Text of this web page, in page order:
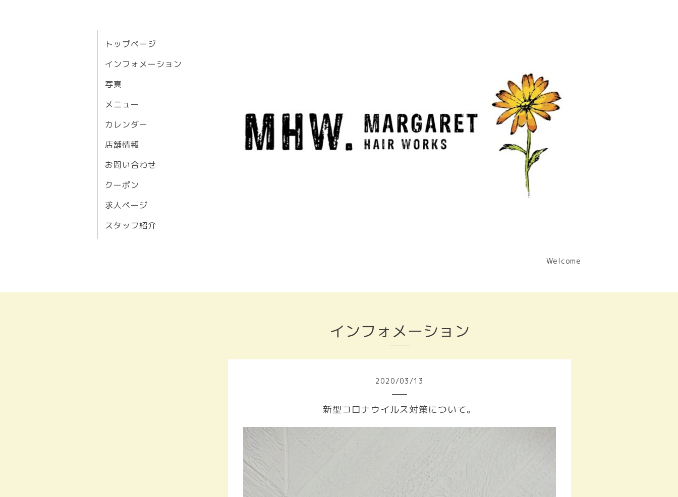
Welcome
トップページ
インフォメーション
写真
メニュー
カレンダー
店舗情報
お問い合わせ
クーポン
求人ページ
スタッフ紹介
インフォメーション
2020/03 /13
新型コロナウイルス対策について。